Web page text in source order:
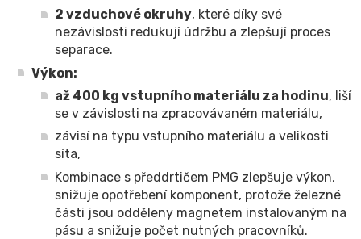
2 vzduchové okruhy, které díky své
nezávislosti redukují údržbu a zlepšují proces
separace.
Výkon:
až 400 kg vstupního materiálu za hodinu, liší
se v závislosti na zpracovávaném materiálu,
závisí na typu vstupního materiálu a velikosti
síta,
Kombinace s předdrtičem PMG zlepšuje výkon,
snižuje opotřebení komponent, protože železné
části jsou odděleny magnetem instalovaným na
pásu a snižuje počet nutných pracovníků.